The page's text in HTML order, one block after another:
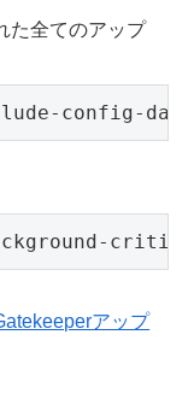
た全てのアップ
config-
アップ